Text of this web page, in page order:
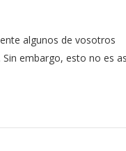
algunos de vosotros
embargo, esto no es